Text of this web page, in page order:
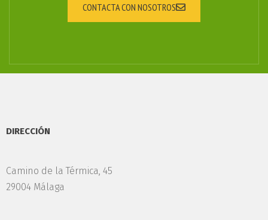
CONTACTA CON NOSOTROS
DIRECCIÓN
Camino de la Térmica, 45
29004 Málaga